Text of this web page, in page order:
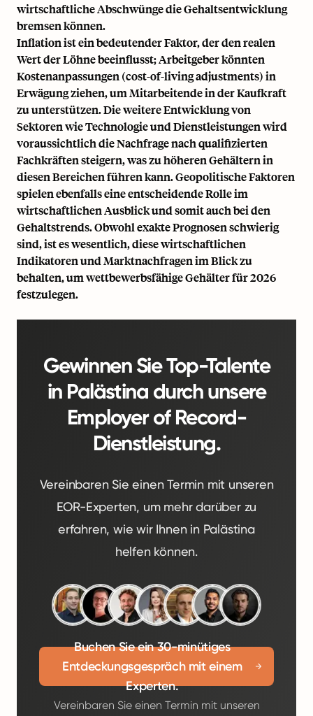
wirtschaftliche Abschwünge die Gehaltsentwicklung
bremsen können.
Inflation ist ein bedeutender Faktor, der den realen
Wert der Löhne beeinflusst; Arbeitgeber könnten
Kostenanpassungen (cost-of-living adjustments) in
Erwägung ziehen, um Mitarbeitende in der Kaufkraft
zu unterstützen. Die weitere Entwicklung von
Sektoren wie Technologie und Dienstleistungen wird
voraussichtlich die Nachfrage nach qualifizierten
Fachkräften steigern, was zu höheren Gehältern in
diesen Bereichen führen kann. Geopolitische Faktoren
spielen ebenfalls eine entscheidende Rolle im
wirtschaftlichen Ausblick und somit auch bei den
Gehaltstrends. Obwohl exakte Prognosen schwierig
sind, ist es wesentlich, diese wirtschaftlichen
Indikatoren und Marktnachfragen im Blick zu
behalten, um wettbewerbsfähige Gehälter für 2026
festzulegen.
Gewinnen Sie Top-Talente
in Palästina durch unsere
Employer of Record-
Dienstleistung.
Vereinbaren Sie einen Termin mit unseren
EOR-Experten, um mehr darüber zu
erfahren, wie wir Ihnen in Palästina
helfen können.
Buchen Sie ein 30-minütiges
Entdeckungsgespräch mit einem
Experten.
Vereinbaren Sie einen Termin mit unseren